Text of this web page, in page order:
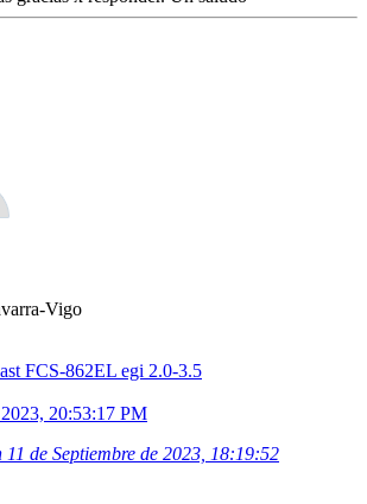
Vigo
FCS-862EL egi 2.0-3.5
20:53:17 PM
de Septiembre de 2023, 18:19:52